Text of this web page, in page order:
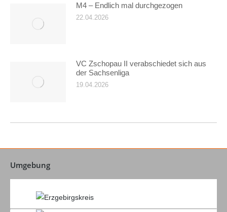
M4 – Endlich mal durchgezogen
22.04.2026
VC Zschopau II verabschiedet sich aus
der Sachsenliga
19.04.2026
Umgebung